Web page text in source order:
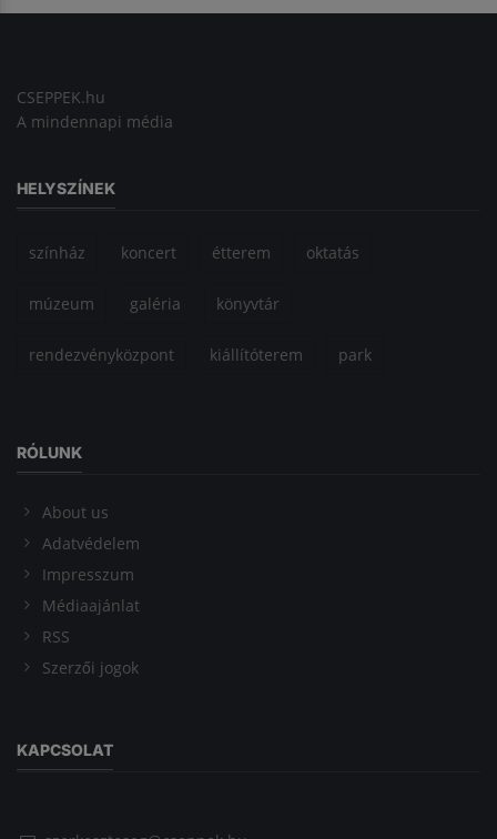
CSEPPEK.hu
A mindennapi média
HELYSZÍNEK
színház koncert étterem oktatás
múzeum galéria könyvtár
rendezvényközpont kiállítóterem park
RÓLUNK
About us
Adatvédelem
Impresszum
Médiaajánlat
RSS
Szerzői jogok
KAPCSOLAT